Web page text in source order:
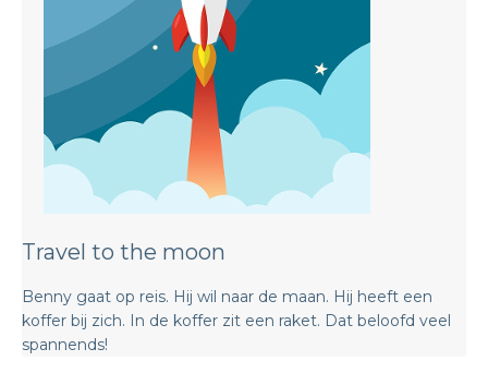
Travel to the moon
Benny gaat op reis. Hij wil naar de maan. Hij heeft een
koffer bij zich. In de koffer zit een raket. Dat beloofd veel
spannends!